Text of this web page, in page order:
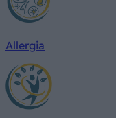
Allergia